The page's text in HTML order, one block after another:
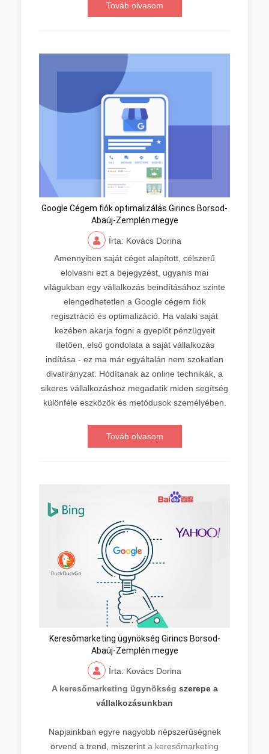
Továb olvasom
Google Cégem fiók optimalizálás Girincs Borsod-
Abaúj-Zemplén megye
Írta: Kovács Dorina
Amennyiben saját céget alapított, célszerű
elolvasni ezt a bejegyzést, ugyanis mai
világukban egy vállalkozás beindításához szinte
elengedhetetlen a Google cégem fiók
regisztráció és optimalizáció. Ha valaki saját
kezében akarja fogni a gyeplőt pénzügyeit
illetően, első gondolata a saját vállalkozás
indítása - ez ma már egyáltalán nem szokatlan
divatirányzat. Hódítanak az online technikák, a
sikeres vállalkozáshoz megadatik miden segítség
különféle eszközök és metódusok személyében.
Továb olvasom
Keresőmarketing ügynökség Girincs Borsod-
Abaúj-Zemplén megye
Írta: Kovács Dorina
A keresőmarketing ügynökség szerepe a
vállalkozásunkban
Napjainkban egyre nagyobb népszerűségnek
örvend a trend, miszerint a keresőmarketing